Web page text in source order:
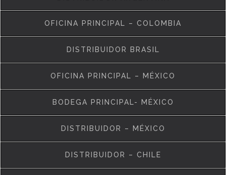
OFICINA PRINCIPAL – COLOMBIA
DISTRIBUIDOR BRASIL
OFICINA PRINCIPAL – MÉXICO
BODEGA PRINCIPAL- MÉXICO
DISTRIBUIDOR – MÉXICO
DISTRIBUIDOR – CHILE